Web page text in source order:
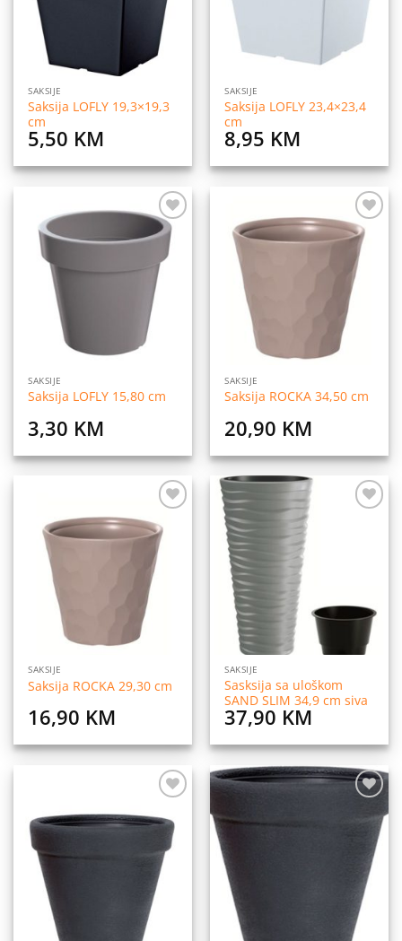
SAKSIJE
Saksija LOFLY 19,3×19,3
cm
5,50 KM
SAKSIJE
Saksija LOFLY 23,4×23,4
cm
8,95 KM
Dodaj
na
listu
želja
SAKSIJE
Saksija LOFLY 15,80 cm
3,30 KM
Dodaj
na
listu
želja
SAKSIJE
Saksija ROCKA 34,50 cm
20,90 KM
Dodaj
na
listu
želja
SAKSIJE
Saksija ROCKA 29,30 cm
16,90 KM
SAKSIJE
Sasksija sa uloškom
SAND SLIM 34,9 cm siva
37,90 KM
na
listu
želja
na
želja